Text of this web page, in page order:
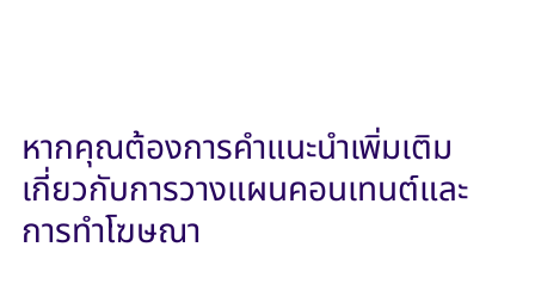
หากคุณต้องการคำแนะนำเพิ่มเติม
เกี่ยวกับการวางแผนคอนเทนต์และ
การทำโฆษณา